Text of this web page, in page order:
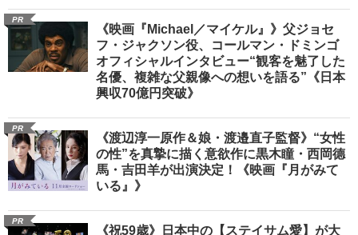
PR
《映画『Michael／マイケル』》父ジョセ
フ・ジャクソン役、コールマン・ドミンゴ
オフィシャルインタビュー“観客を魅了した
名優、複雑な父親像への想いを語る”《日本
興収70億円突破》
PR
《渡辺淳一原作＆娘・渡邉直子監督》“女性
の性”を真摯に描く意欲作に黒木瞳・西岡德
馬・吉田羊が出演決定！《映画『月がみて
いる』》
PR
《祝59歳》日本中の【ステイサム愛】が大